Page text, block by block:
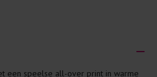
een speelse all-over print in warme